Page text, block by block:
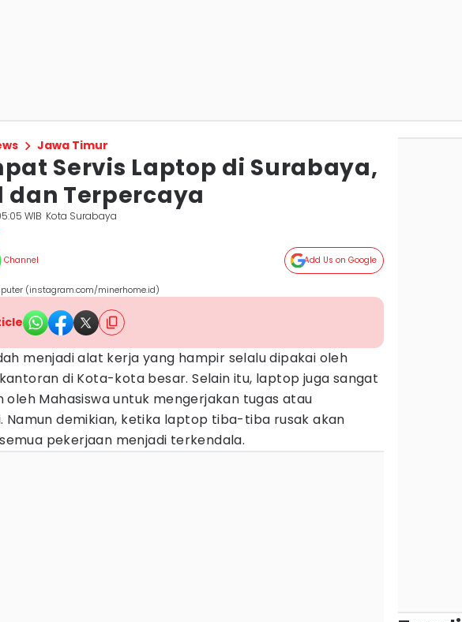
Jawa Timur
Servis Laptop di Surabaya,
dan Terpercaya
WIB Kota Surabaya
Channel Add Us on Google
(instagram.com/minerhome.id)
menjadi alat kerja yang hampir selalu dipakai oleh
di Kota-kota besar. Selain itu, laptop juga sangat
oleh Mahasiswa untuk mengerjakan tugas atau
Namun demikian, ketika laptop tiba-tiba rusak akan
pekerjaan menjadi terkendala.